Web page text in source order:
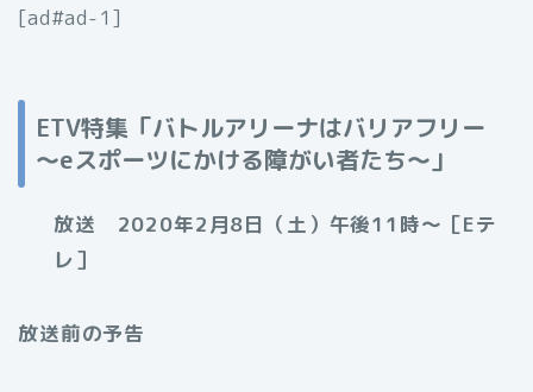
[ad#ad-1]
ETV特集「バトルアリーナはバリアフリー
～eスポーツにかける障がい者たち～」
放送 2020年2月8日（土）午後11時〜［Eテ
レ］
放送前の予告